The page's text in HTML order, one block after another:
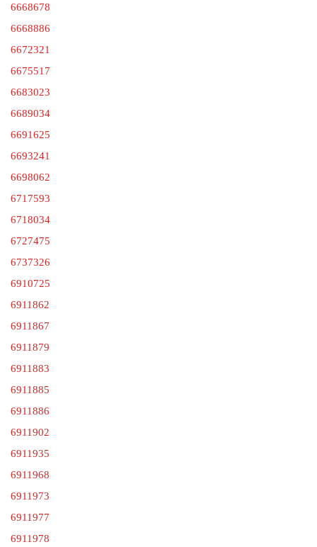
6668678
6668886
6672321
6675517
6683023
6689034
6691625
6693241
6698062
6717593
6718034
6727475
6737326
6910725
6911862
6911867
6911879
6911883
6911885
6911886
6911902
6911935
6911968
6911973
6911977
6911978